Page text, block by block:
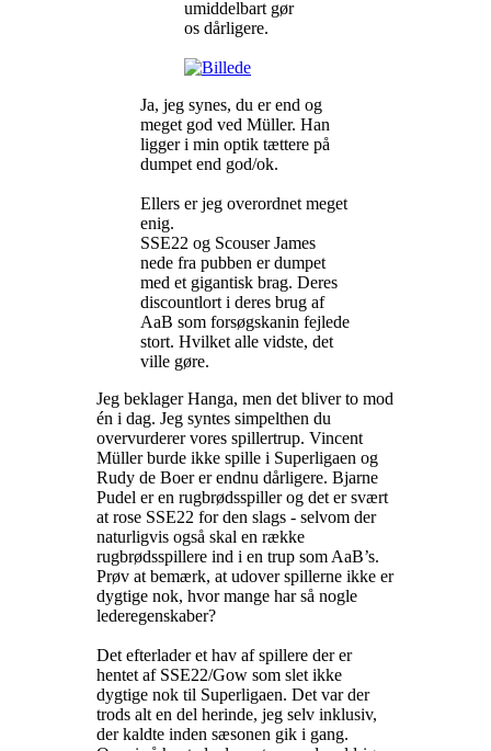
umiddelbart gør
os dårligere.
Ja, jeg synes, du er end og
meget god ved Müller. Han
ligger i min optik tættere på
dumpet end god/ok.
Ellers er jeg overordnet meget
enig.
SSE22 og Scouser James
nede fra pubben er dumpet
med et gigantisk brag. Deres
discountlort i deres brug af
AaB som forsøgskanin fejlede
stort. Hvilket alle vidste, det
ville gøre.
Jeg beklager Hanga, men det bliver to mod
én i dag. Jeg syntes simpelthen du
overvurderer vores spillertrup. Vincent
Müller burde ikke spille i Superligaen og
Rudy de Boer er endnu dårligere. Bjarne
Pudel er en rugbrødsspiller og det er svært
at rose SSE22 for den slags - selvom der
naturligvis også skal en række
rugbrødsspillere ind i en trup som AaB’s.
Prøv at bemærk, at udover spillerne ikke er
dygtige nok, hvor mange har så nogle
lederegenskaber?
Det efterlader et hav af spillere der er
hentet af SSE22/Gow som slet ikke
dygtige nok til Superligaen. Det var der
trods alt en del herinde, jeg selv inklusiv,
der kaldte inden sæsonen gik i gang.